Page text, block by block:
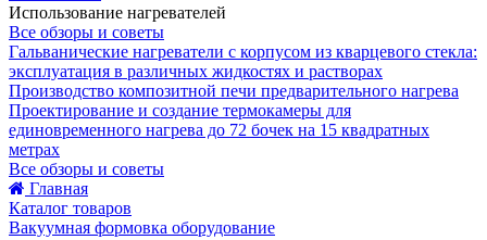
Использование нагревателей
Все обзоры и советы
Гальванические нагреватели с корпусом из кварцевого стекла:
эксплуатация в различных жидкостях и растворах
Производство композитной печи предварительного нагрева
Проектирование и создание термокамеры для
единовременного нагрева до 72 бочек на 15 квадратных
метрах
Все обзоры и советы
Главная
Каталог товаров
Вакуумная формовка оборудование